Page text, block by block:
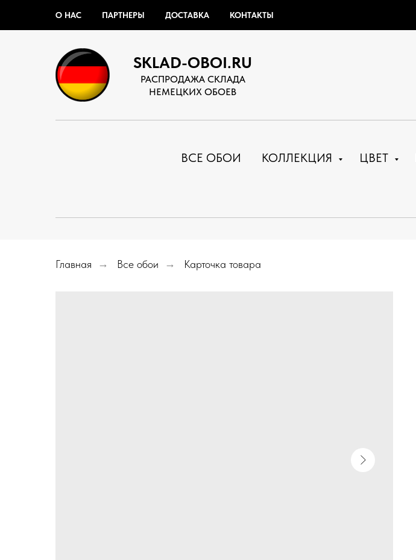
О НАС ПАРТНЕРЫ ДОСТАВКА КОНТАКТЫ
SKLAD-OBOI.RU
РАСПРОДАЖА СКЛАДА
НЕМЕЦКИХ ОБОЕВ
ВСЕ ОБОИ КОЛЛЕКЦИЯ ЦВЕТ
Главная → Все обои → Карточка товара